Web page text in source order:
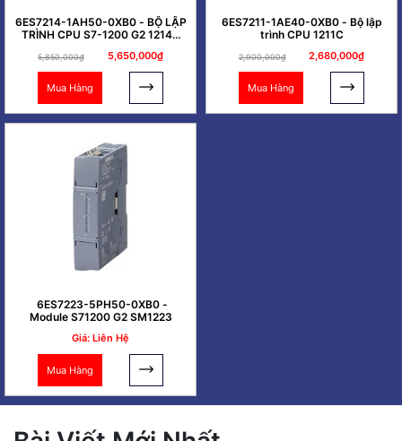
6ES7214-1AH50-0XB0 - BỘ LẬP
TRÌNH CPU S7-1200 G2 1214C
5,850,000₫ 5,650,000₫
Mua Hàng
6ES7211-1AE40-0XB0 - Bộ lập
trình CPU 1211C
2,900,000₫ 2,680,000₫
Mua Hàng
6ES7223-5PH50-0XB0 -
Module S71200 G2 SM1223
Giá: Liên Hệ
Mua Hàng